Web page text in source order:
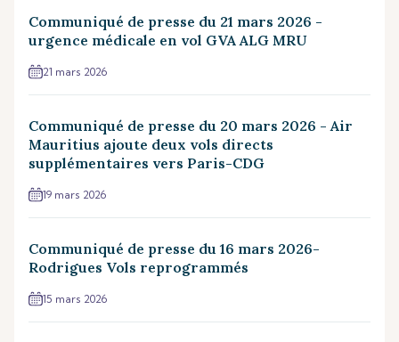
Communiqué de presse du 21 mars 2026 -
urgence médicale en vol GVA ALG MRU
21 mars 2026
Communiqué de presse du 20 mars 2026 - Air
Mauritius ajoute deux vols directs
supplémentaires vers Paris-CDG
19 mars 2026
Communiqué de presse du 16 mars 2026-
Rodrigues Vols reprogrammés
15 mars 2026